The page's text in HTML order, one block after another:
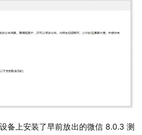
备上安装了早前放出的微信 8.0.3 测